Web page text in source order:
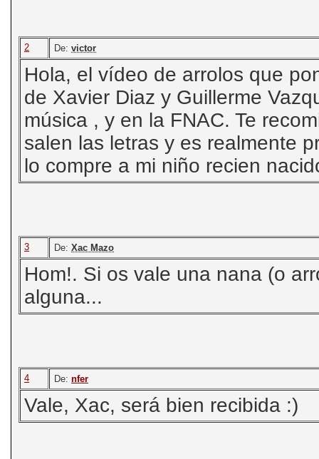
2 De: victor
Hola, el vídeo de arrolos que
de Xavier Diaz y Guillerme
música , y en la FNAC. Te
salen las letras y es realmente
lo compre a mi niño recien
3 De: Xac Mazo
Hom!. Si os vale una nana (o
alguna...
4 De: nfer
Vale, Xac, será bien recibida :)